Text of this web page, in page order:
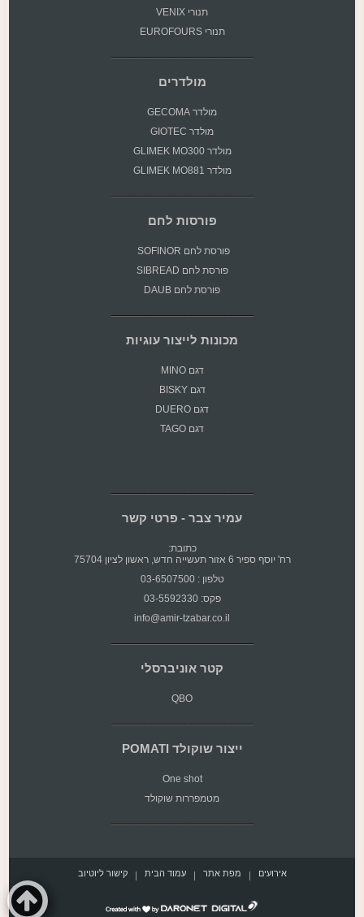
תנורי VENIX
תנורי EUROFOURS
מולדרים
מולדר GECOMA
מולדר GIOTEC
מולדר GLIMEK MO300
מולדר GLIMEK MO881
פורסות לחם
פורסת לחם SOFINOR
פורסת לחם SIBREAD
פורסת לחם DAUB
מכונות לייצור עוגיות
דגם MINO
דגם BISKY
דגם DUERO
דגם TAGO
עמיר צבר - פרטי קשר
כתובת:
רח' יוסף ספיר 6 אזור תעשייה חדש, ראשון לציון 75704
טלפון : 03-6507500
פקס: 03-5592330
info@amir-tzabar.co.il
קטר אוניברסלי
QBO
ייצור שוקולד POMATI
One shot
מטמפררות שוקולד
אירועים מפת אתר עמוד הבית קישור ליוטיוב